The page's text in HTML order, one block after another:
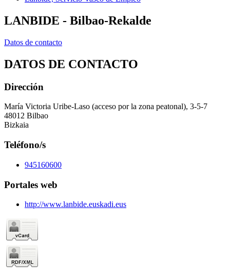
LANBIDE - Bilbao-Rekalde
Datos de contacto
DATOS DE CONTACTO
Dirección
María Victoria Uribe-Laso (acceso por la zona peatonal), 3-5-7
48012 Bilbao
Bizkaia
Teléfono/s
945160600
Portales web
http://www.lanbide.euskadi.eus